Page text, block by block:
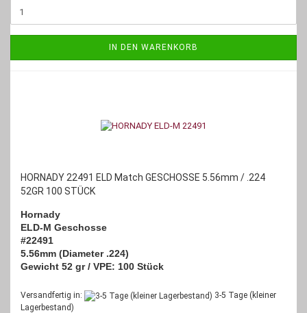
IN DEN WARENKORB
HORNADY 22491 ELD Match GESCHOSSE 5.56mm / .224
52GR 100 STÜCK
Hornady
ELD-M Geschosse
#22491
5.56mm (Diameter .224)
Gewicht 52 gr / VPE: 100 Stück
Versandfertig in:
3-5 Tage (kleiner
Lagerbestand)